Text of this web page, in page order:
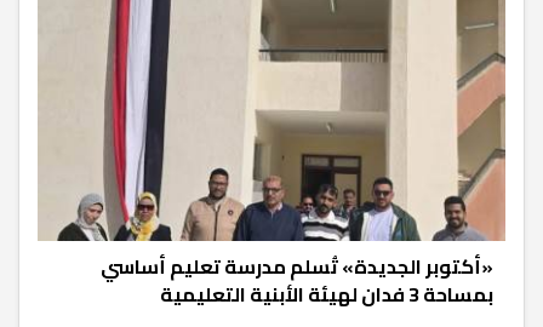
«أكتوبر الجديدة» تُسلم مدرسة تعليم أساسي
بمساحة 3 فدان لهيئة الأبنية التعليمية